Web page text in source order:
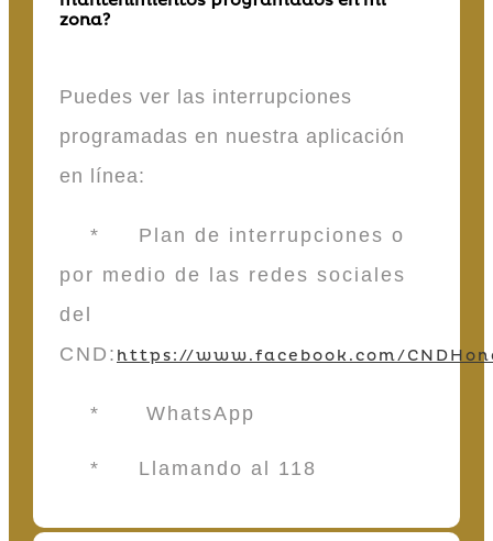
zona?
Puedes ver las interrupciones
programadas en nuestra aplicación
en línea:
* Plan de interrupciones o
por medio de las redes sociales
del
CND: https://www.facebook.com/
* WhatsApp
* Llamando al 118